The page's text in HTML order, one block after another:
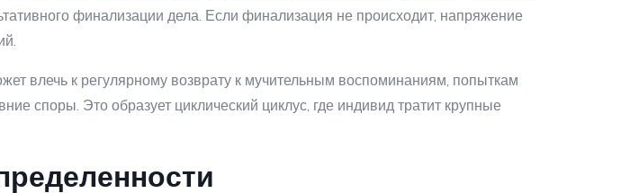
финализации дела. Если финализация не происходит, напряжение
влечь к регулярному возврату к мучительным воспоминаниям, попыткам
споры. Это образует циклический циклус, где индивид тратит крупные